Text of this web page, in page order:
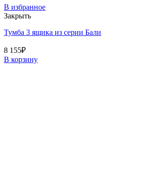
В избранное
Закрыть
Тумба 3 ящика из серии Бали
8 155₽
В корзину